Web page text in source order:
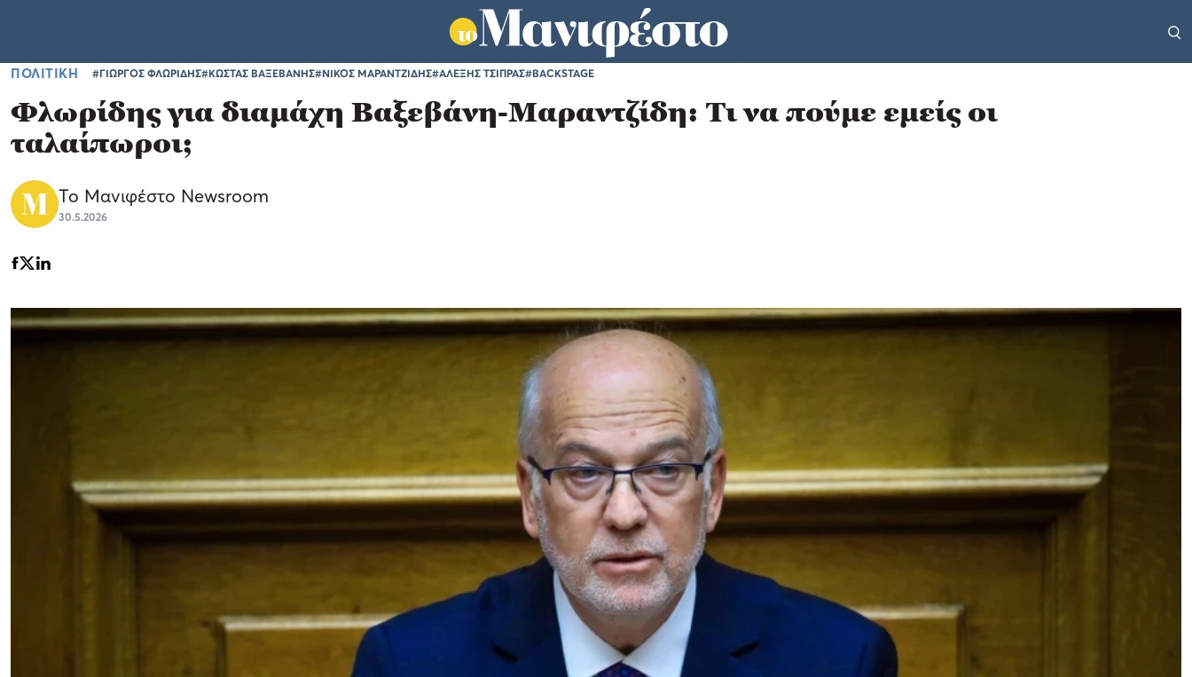
ΠΟΛΙΤΙΚΗ #ΓΙΩΡΓΟΣ ΦΛΩΡΙΔΗΣ#ΚΩΣΤΑΣ ΒΑΞΕΒΑΝΗΣ#ΝΙΚΟΣ ΜΑΡΑΝΤΖΙΔΗΣ#ΑΛΕΞΗΣ ΤΣΙΠΡΑΣ#BACKSTAGE
Φλωρίδης για διαμάχη Βαξεβάνη-Μαραντζίδη: Tι να πούμε εμείς οι
ταλαίπωροι;
Το Μανιφέστο Newsroom
30.5.2026